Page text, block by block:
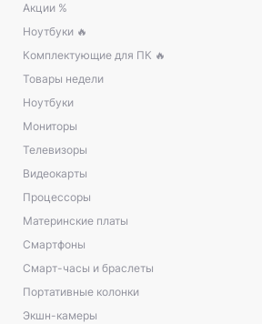
Акции %
Ноутбуки 🔥
Комплектующие для ПК 🔥
Товары недели
Ноутбуки
Мониторы
Телевизоры
Видеокарты
Процессоры
Материнские платы
Смартфоны
Смарт-часы и браслеты
Портативные колонки
Экшн-камеры